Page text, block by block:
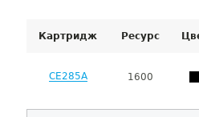
Картридж Ресурс
CE285A 1600